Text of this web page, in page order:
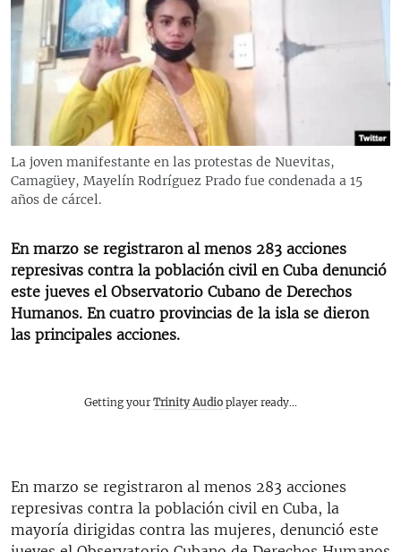
RADIO MARTÍ
ESPECIALES
ESPECIALES
LA REALIDAD DE LA VIVIENDA EN CUBA
KENTU-CUBANO
DESINFORMACIÓN RUSA EN AMÉRICA LATINA
LA INVASIÓN DE RUSIA A UCRANIA
MULTIMEDIA
EDITORIALES
SÍGUENOS
La joven manifestante en las protestas de Nuevitas,
Camagüey, Mayelín Rodríguez Prado fue condenada a 15
años de cárcel.
En marzo se registraron al menos 283 acciones
represivas contra la población civil en Cuba denunció
este jueves el Observatorio Cubano de Derechos
Humanos. En cuatro provincias de la isla se dieron
las principales acciones.
Getting yourTrinity Audio player ready...
En marzo se registraron al menos 283 acciones
represivas contra la población civil en Cuba, la
mayoría dirigidas contra las mujeres, denunció este